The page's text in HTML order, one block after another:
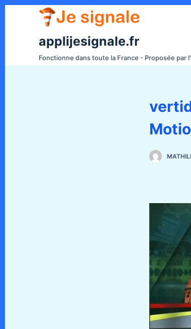
e
applijesignale.fr
Fonctionne dans toute la France - Proposée par